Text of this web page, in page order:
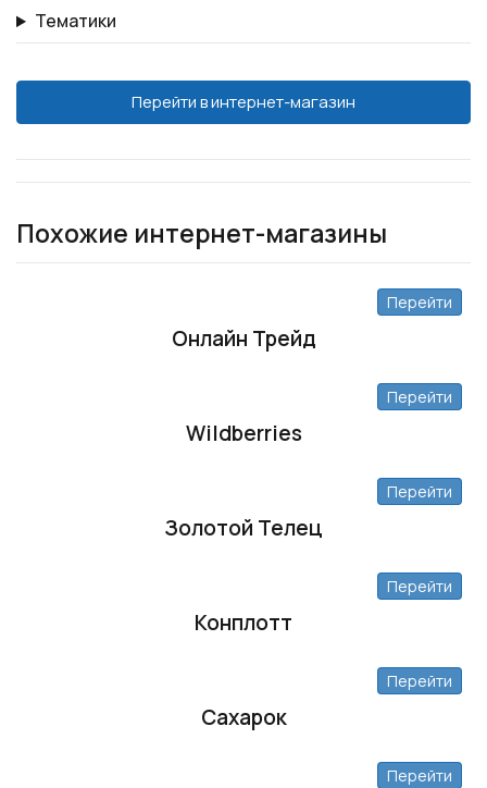
Тематики
Перейти в интернет-магазин
Похожие интернет-магазины
Онлайн Трейд
Перейти
Wildberries
Перейти
Золотой Телец
Перейти
Конплотт
Перейти
Сахарок
Перейти
Перейти